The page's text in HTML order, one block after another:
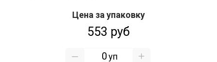
Цена за упаковку
553 руб
уп